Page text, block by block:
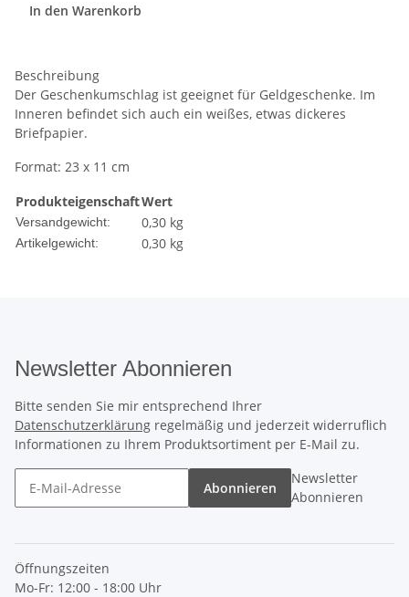
In den Warenkorb
Beschreibung
Der Geschenkumschlag ist geeignet für Geldgeschenke. Im
Inneren befindet sich auch ein weißes, etwas dickeres
Briefpapier.
Format: 23 x 11 cm
ProdukteigenschaftWert
Versandgewicht: 0,30 kg
Artikelgewicht: 0,30 kg
Newsletter Abonnieren
Bitte senden Sie mir entsprechend Ihrer
Datenschutzerklärung regelmäßig und jederzeit widerruflich
Informationen zu Ihrem Produktsortiment per E-Mail zu.
Abonnieren
Newsletter
Abonnieren
Öffnungszeiten
Mo-Fr: 12:00 - 18:00 Uhr